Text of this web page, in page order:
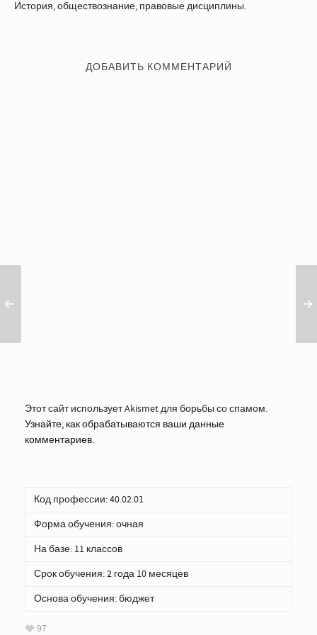
История, обществознание, правовые дисциплины.
ДОБАВИТЬ КОММЕНТАРИЙ
Этот сайт использует Akismet для борьбы со спамом.
Узнайте, как обрабатываются ваши данные
комментариев.
Код профессии: 40.02.01
Форма обучения: очная
На базе: 11 классов
Срок обучения: 2 года 10 месяцев
Основа обучения: бюджет
97